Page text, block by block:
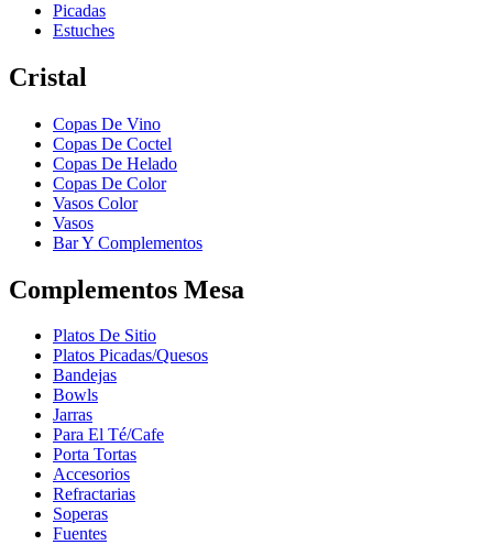
Picadas
Estuches
Cristal
Copas De Vino
Copas De Coctel
Copas De Helado
Copas De Color
Vasos Color
Vasos
Bar Y Complementos
Complementos Mesa
Platos De Sitio
Platos Picadas/Quesos
Bandejas
Bowls
Jarras
Para El Té/Cafe
Porta Tortas
Accesorios
Refractarias
Soperas
Fuentes